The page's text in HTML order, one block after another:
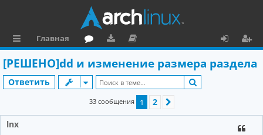
ы
л
и
Главная
ру
м
ру
зк
ку
м
[РЕШЕНО]dd и изменение размера раздела
Ответить
33 сообщения 1 2
lnx